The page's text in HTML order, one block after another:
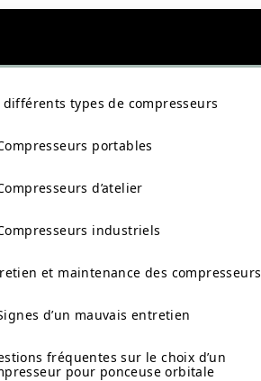
différents types de compresseurs
portables
d’atelier
industriels
et maintenance des compresseurs
d’un mauvais entretien
fréquentes sur le choix d’un
pour ponceuse orbitale